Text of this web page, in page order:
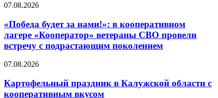
07.08.2026
«Победа будет за нами!»: в кооперативном
лагере «Кооператор» ветераны СВО провели
встречу с подрастающим поколением
07.08.2026
Картофельный праздник в Калужской области с
кооперативным вкусом